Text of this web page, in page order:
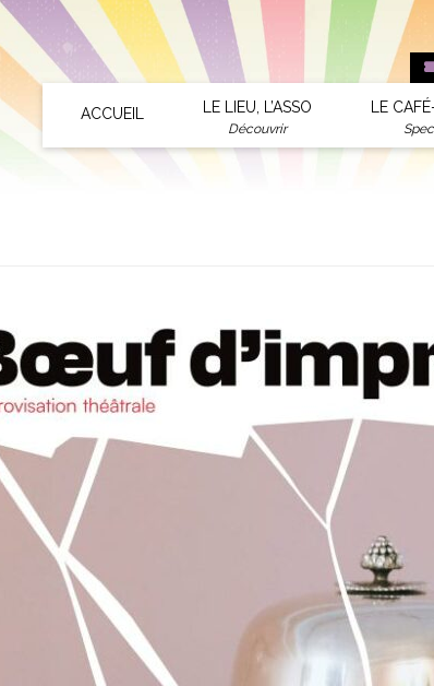
ACCUEIL LE LIEU, L’ASSO
Découvrir
LE